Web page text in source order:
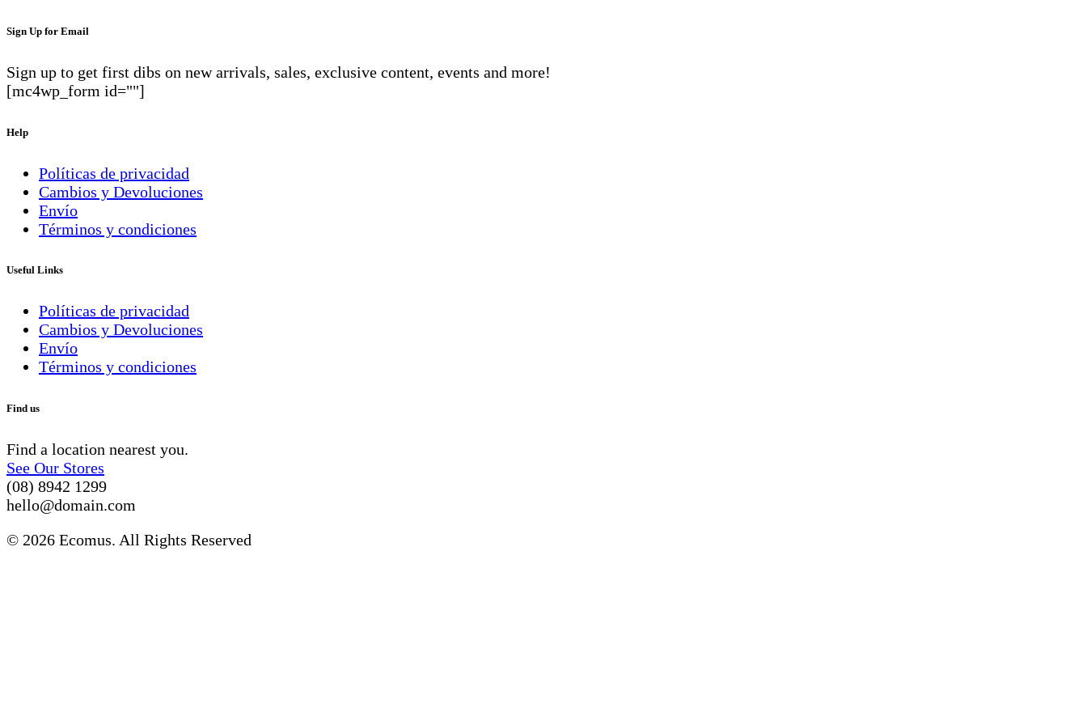
Sign Up for Email
Sign up to get first dibs on new arrivals, sales, exclusive content, events and more!
[mc4wp_form id=""]
Help
Políticas de privacidad
Cambios y Devoluciones
Envío
Términos y condiciones
Useful Links
Políticas de privacidad
Cambios y Devoluciones
Envío
Términos y condiciones
Find us
Find a location nearest you.
See Our Stores
(08) 8942 1299
hello@domain.com
© 2026 Ecomus. All Rights Reserved